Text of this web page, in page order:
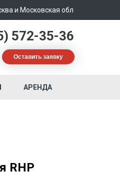
и Московская обл
572-35-36
Оставить заявку
АРЕНДА
RHP